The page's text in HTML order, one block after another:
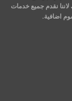
لاننا نقدم جميع خدمات